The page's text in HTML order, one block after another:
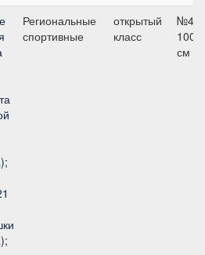
Региональные
спортивные
открытый
класс
№4,
100
см